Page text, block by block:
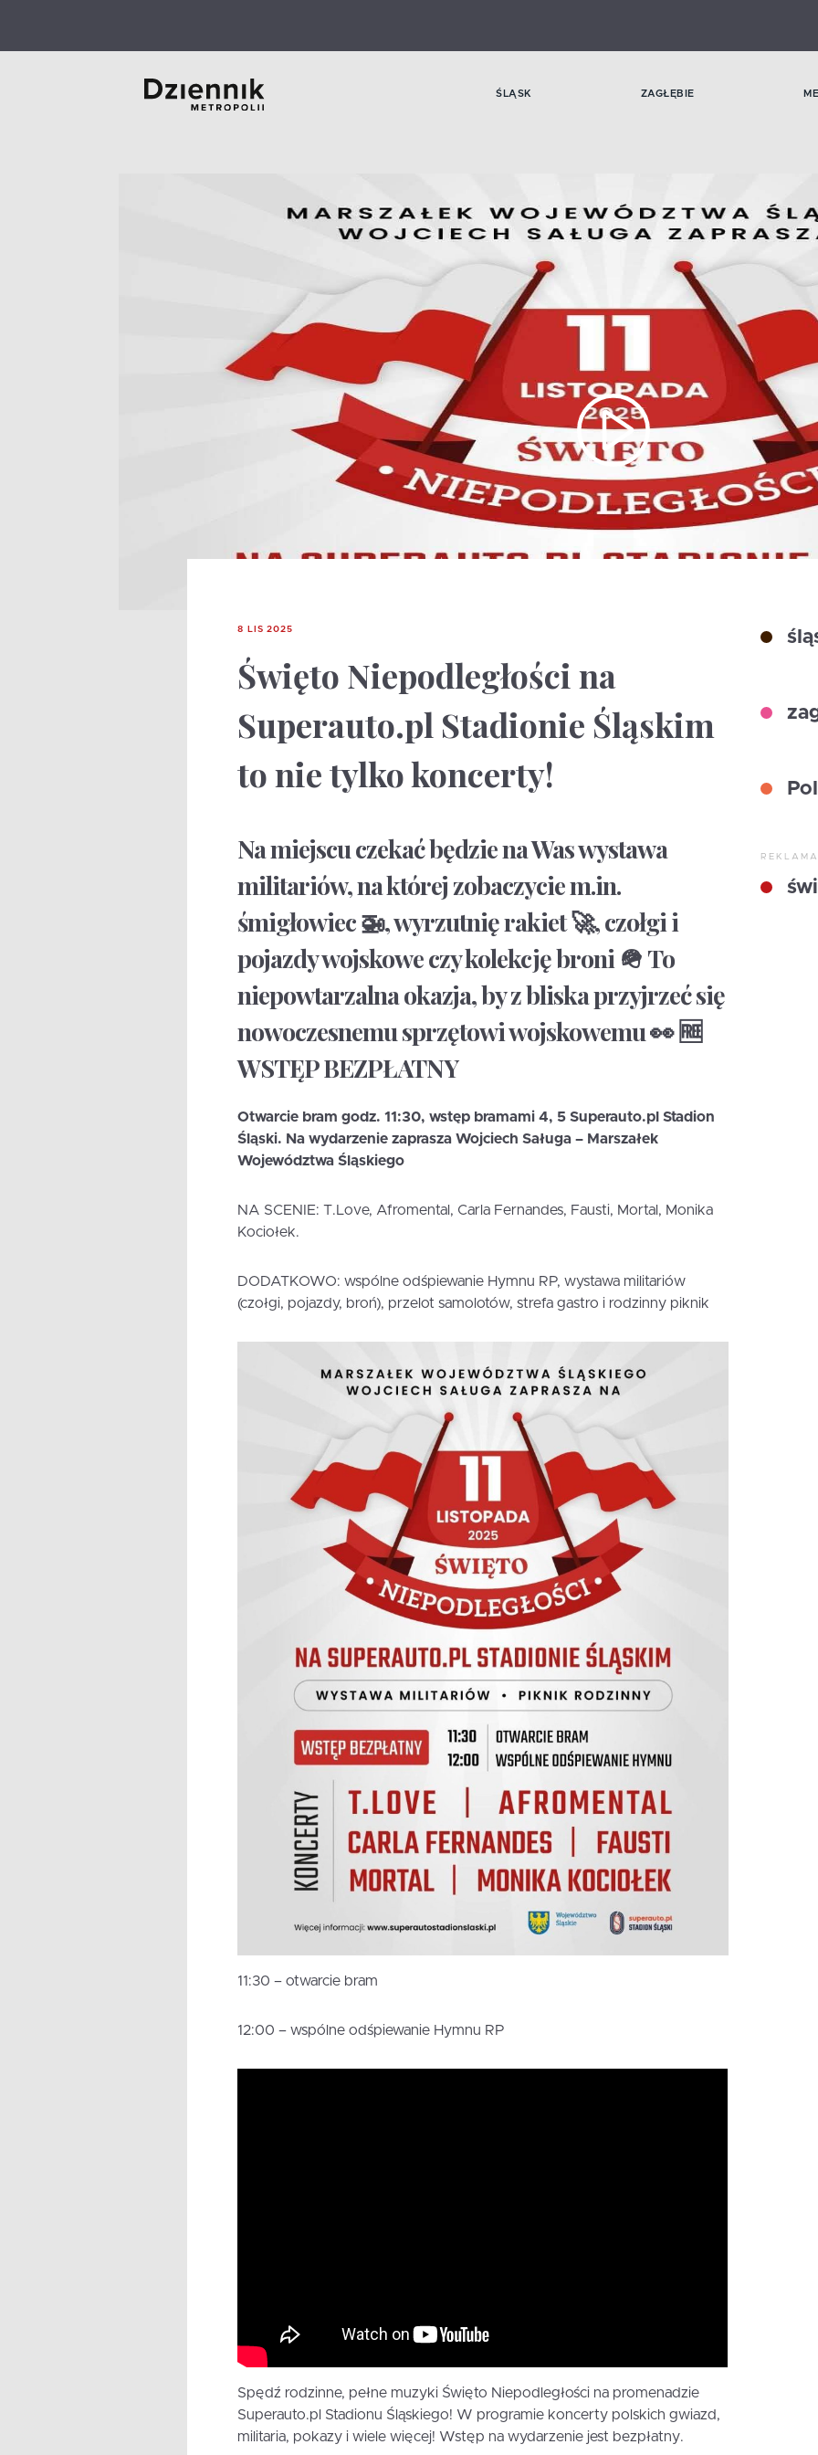
ŚLĄSK ZAGŁĘBIE
8 LIS 2025
Święto Niepodległości na
Superauto.pl Stadionie Śląskim
to nie tylko koncerty!
Na miejscu czekać będzie na Was wystawa
militariów, na której zobaczycie m.in.
śmigłowiec 🚁, wyrzutnię rakiet 🚀, czołgi i
pojazdy wojskowe czy kolekcję broni 🪖 To
niepowtarzalna okazja, by z bliska przyjrzeć się
nowoczesnemu sprzętowi wojskowemu 👀 🆓
WSTĘP BEZPŁATNY
Otwarcie bram godz. 11:30, wstęp bramami 4, 5 Superauto.pl Stadion
Śląski. Na wydarzenie zaprasza Wojciech Saługa – Marszałek
Województwa Śląskiego
NA SCENIE: T.Love, Afromental, Carla Fernandes, Fausti, Mortal, Monika
Kociołek.
DODATKOWO: wspólne odśpiewanie Hymnu RP, wystawa militariów
(czołgi, pojazdy, broń), przelot samolotów, strefa gastro i rodzinny piknik
11:30 – otwarcie bram
12:00 – wspólne odśpiewanie Hymnu RP
Spędź rodzinne, pełne muzyki Święto Niepodległości na promenadzie
Superauto.pl Stadionu Śląskiego! W programie koncerty polskich gwiazd,
militaria, pokazy i wiele więcej! Wstęp na wydarzenie jest bezpłatny.
REKLAMA